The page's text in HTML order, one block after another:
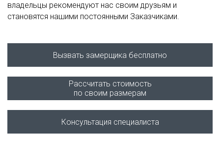
владельцы рекомендуют нас своим друзьям и
становятся нашими постоянными Заказчиками.
Вызвать замерщика бесплатно
Рассчитать стоимость
по своим размерам
Консультация специалиста